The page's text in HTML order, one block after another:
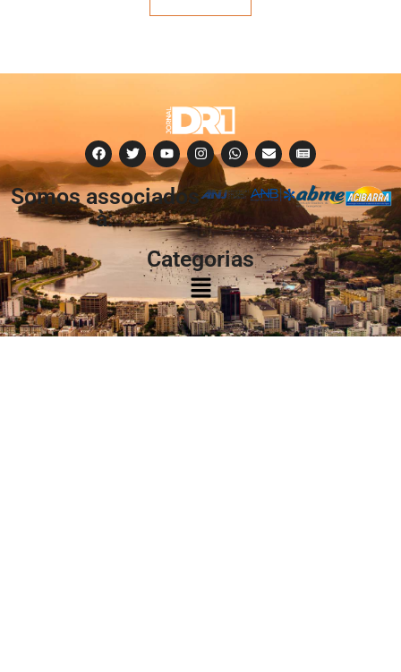
Somos associados
à:
Categorias